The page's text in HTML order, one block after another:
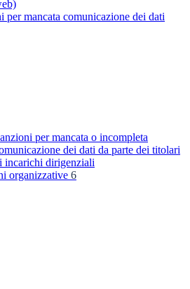
per mancata comunicazione dei dati
per mancata o incompleta
dei dati da parte dei titolari
incarichi dirigenziali
organizzative 6